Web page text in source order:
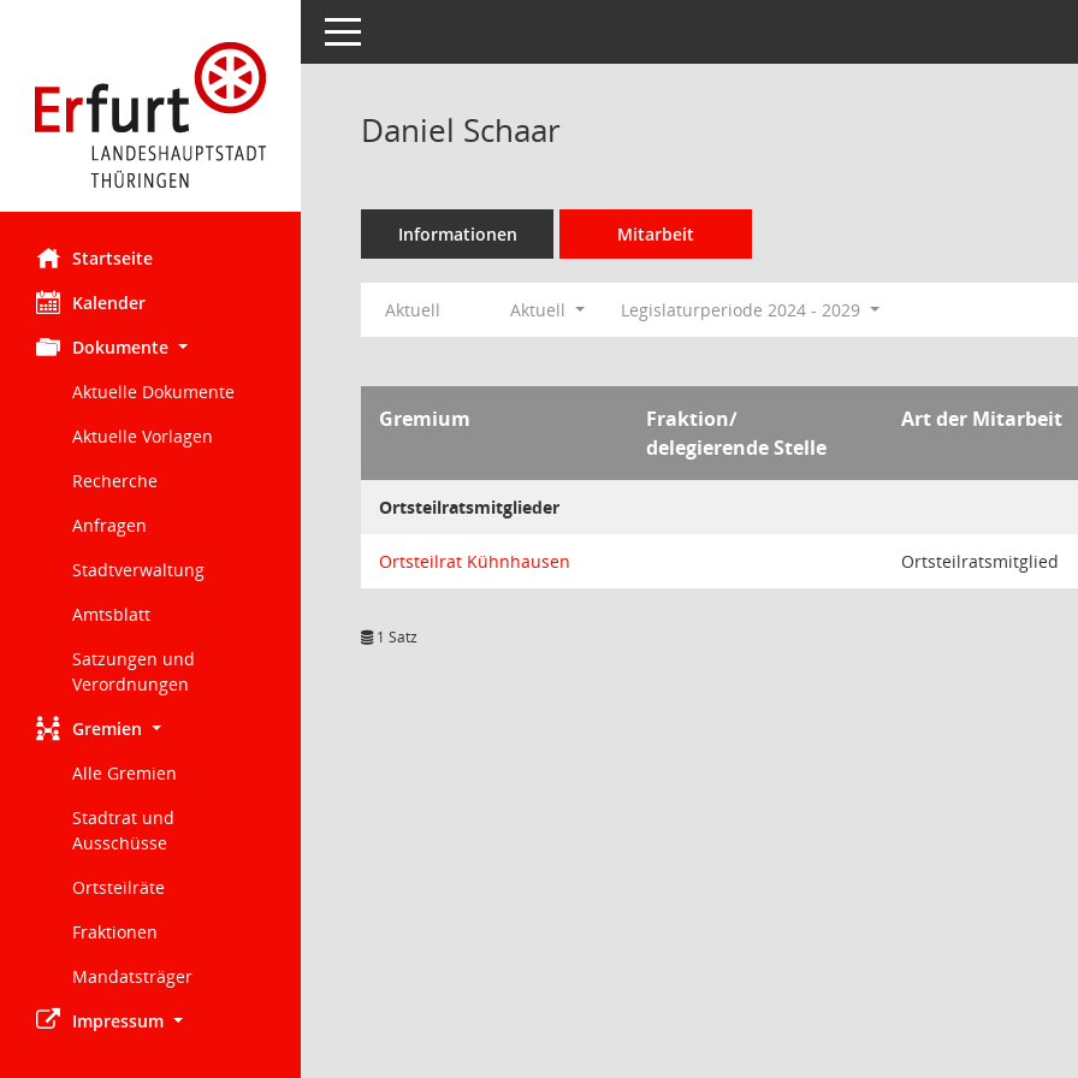
Startseite
Kalender
Dokumente
Aktuelle Dokumente
Aktuelle Vorlagen
Recherche
Anfragen
Stadtverwaltung
Amtsblatt
Satzungen und
Verordnungen
Gremien
Alle Gremien
Stadtrat und
Ausschüsse
Ortsteilräte
Fraktionen
Mandatsträger
Impressum
Toggle navigation
Daniel Schaar
Informationen Mitarbeit
Aktuell Aktuell Legislaturperiode 2024 - 2029
Gremium
Fraktion/
delegierende Stelle
Art der Mitarbeit
Ortsteilratsmitglieder
Ortsteilrat Kühnhausen Ortsteilratsmitglied
1 Satz